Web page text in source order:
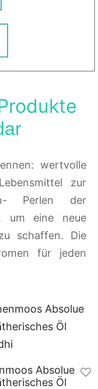
wertvolle
zur
Perlen der
um eine neue
schaffen. Die
für jeden
Absolue
Öl